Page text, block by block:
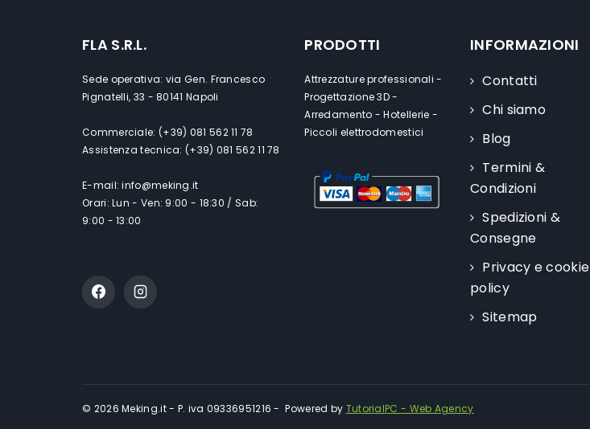
FLA S.R.L.
Sede operativa: via Gen. Francesco
Pignatelli, 33 - 80141 Napoli
Commerciale: (+39) 081 562 11 78
Assistenza tecnica: (+39) 081 562 11 78
E-mail: info@meking.it
Orari: Lun - Ven: 9:00 - 18:30 / Sab:
9:00 - 13:00
PRODOTTI
Attrezzature professionali -
Progettazione 3D -
Arredamento - Hotellerie -
Piccoli elettrodomestici
INFORMAZIONI
Contatti
Chi siamo
Blog
Termini &
Condizioni
Spedizioni &
Consegne
Privacy e cookie
policy
Sitemap
© 2026 Meking.it - P. iva 09336951216 - Powered by TutorialPC - Web Agency